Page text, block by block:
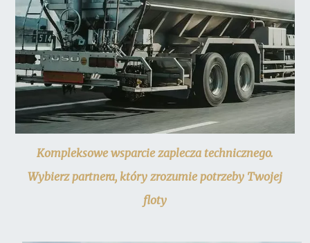
Kompleksowe wsparcie zaplecza technicznego.
Wybierz partnera, który zrozumie potrzeby Twojej
floty